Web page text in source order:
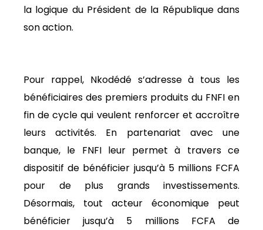
la logique du Président de la République dans
son action.
Pour rappel, Nkodédé s’adresse à tous les
bénéficiaires des premiers produits du FNFI en
fin de cycle qui veulent renforcer et accroître
leurs activités. En partenariat avec une
banque, le FNFI leur permet à travers ce
dispositif de bénéficier jusqu’à 5 millions FCFA
pour de plus grands investissements.
Désormais, tout acteur économique peut
bénéficier jusqu’à 5 millions FCFA de